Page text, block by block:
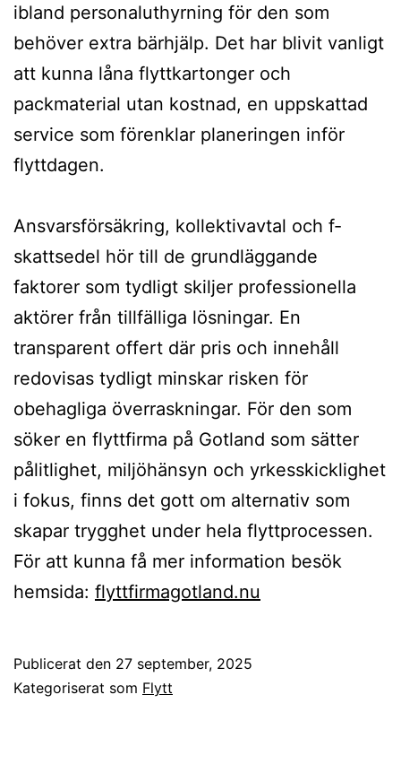
ibland personaluthyrning för den som
behöver extra bärhjälp. Det har blivit vanligt
att kunna låna flyttkartonger och
packmaterial utan kostnad, en uppskattad
service som förenklar planeringen inför
flyttdagen.
Ansvarsförsäkring, kollektivavtal och f-
skattsedel hör till de grundläggande
faktorer som tydligt skiljer professionella
aktörer från tillfälliga lösningar. En
transparent offert där pris och innehåll
redovisas tydligt minskar risken för
obehagliga överraskningar. För den som
söker en flyttfirma på Gotland som sätter
pålitlighet, miljöhänsyn och yrkesskicklighet
i fokus, finns det gott om alternativ som
skapar trygghet under hela flyttprocessen.
För att kunna få mer information besök
hemsida: flyttfirmagotland.nu
Publicerat den 27 september, 2025
Kategoriserat som Flytt